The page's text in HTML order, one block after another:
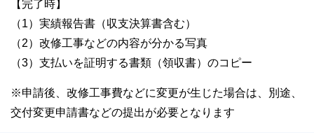
【完了時】
（1）実績報告書（収支決算書含む）
（2）改修工事などの内容が分かる写真
（3）支払いを証明する書類（領収書）のコピー
※申請後、改修工事費などに変更が生じた場合は、別途、
交付変更申請書などの提出が必要となります